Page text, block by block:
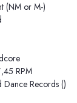
(NM or M-)
,45 RPM
Dance Records ()